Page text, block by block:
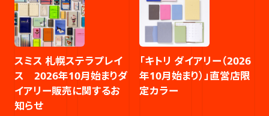
スミス 札幌ステラプレイ
ス 2026年10月始まりダ
イアリー販売に関するお
知らせ​
「キトリ ダイアリー（2026
年10月始まり）」直営店限
定カラー​